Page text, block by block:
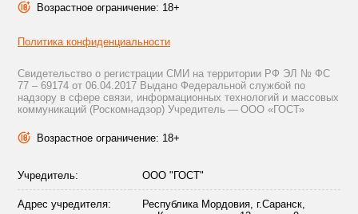
Возрастное ограничение: 18+
Политика конфиденциальности
Свидетельство о регистрации СМИ на территории РФ ЭЛ № ФС
77 – 69174 от 06.04.2017 Выдано Федеральной службой по
надзору в сфере связи, информационных технологий и массовых
коммуникаций (Роскомнадзор) Учредитель — ООО «ГОСТ»
Возрастное ограничение: 18+
Учредитель: ООО "ГОСТ"
Адрес учредителя:
Республика Мордовия, г.Саранск,